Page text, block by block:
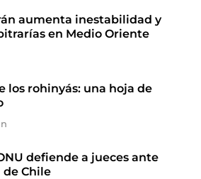
aumenta inestabilidad y
en Medio Oriente
los rohinyás: una hoja de
defiende a jueces ante
de Chile